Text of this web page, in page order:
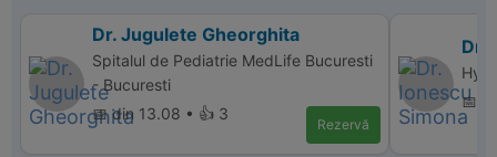
Dr. Jugulete Gheorghita
Spitalul de Pediatrie MedLife Bucuresti
- Bucuresti
📅 din 13.08 • 👍 3
Rezervă
Dr.
📅